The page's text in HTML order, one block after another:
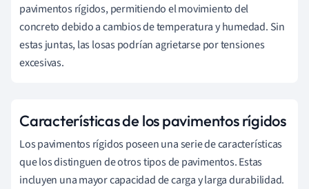
pavimentos rígidos, permitiendo el movimiento del
concreto debido a cambios de temperatura y humedad. Sin
estas juntas, las losas podrían agrietarse por tensiones
excesivas.
Características de los pavimentos rígidos
Los pavimentos rígidos poseen una serie de características
que los distinguen de otros tipos de pavimentos. Estas
incluyen una mayor capacidad de carga y larga durabilidad.